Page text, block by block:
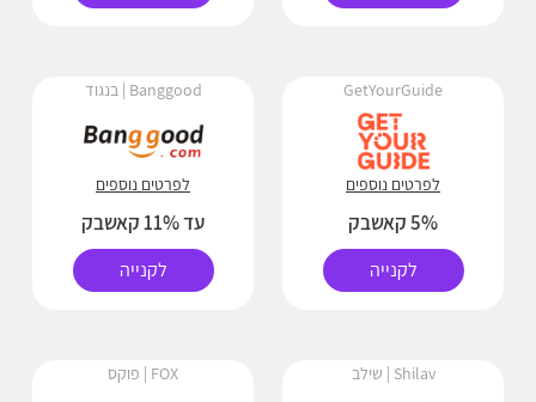
GetYourGuide
לפרטים נוספים
5% קאשבק
לקנייה
Banggood | בנגוד
לפרטים נוספים
עד 11% קאשבק
לקנייה
Shilav | שילב FOX | פוקס